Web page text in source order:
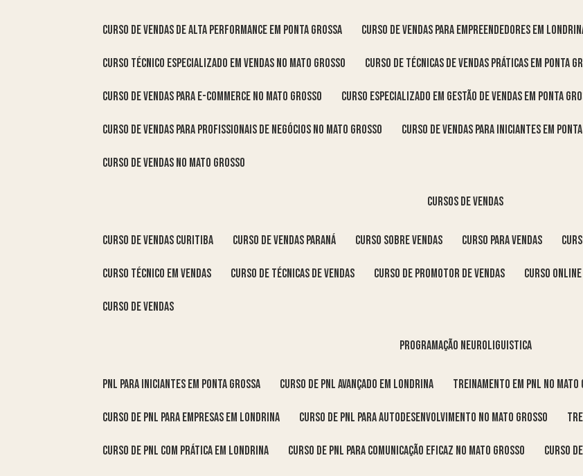
curso de vendas de alta performance em Ponta Grossa curso de vendas para empreendedores em
curso técnico especializado em vendas no Mato Grosso curso de técnicas de vendas práticas em Ponta
curso de vendas para e-commerce no Mato Grosso curso especializado em gestão de vendas em Ponta
curso de vendas para profissionais de negócios no Mato Grosso curso de vendas para iniciantes em
curso de vendas no Mato Grosso
cursos de vendas
curso de vendas Curitiba curso de vendas Paraná curso sobre vendas curso para vendas
curso técnico em vendas curso de técnicas de vendas curso de promotor de vendas curso
curso de vendas
programação neuroliguistica
pnl para iniciantes em Ponta Grossa curso de pnl avançado em Londrina treinamento em pnl no Mato
curso de pnl para empresas em Londrina curso de pnl para autodesenvolvimento no Mato Grosso
curso de pnl com prática em Londrina curso de pnl para comunicação eficaz no Mato Grosso curso